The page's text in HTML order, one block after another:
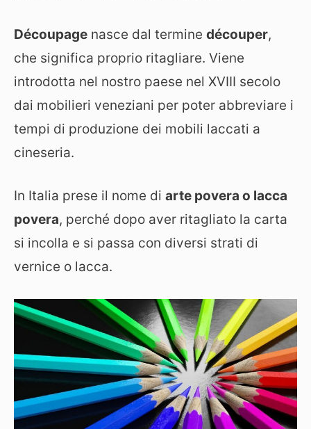
Découpage nasce dal termine découper,
che significa proprio ritagliare. Viene
introdotta nel nostro paese nel XVIII secolo
dai mobilieri veneziani per poter abbreviare i
tempi di produzione dei mobili laccati a
cineseria.
In Italia prese il nome di arte povera o lacca
povera, perché dopo aver ritagliato la carta
si incolla e si passa con diversi strati di
vernice o lacca.